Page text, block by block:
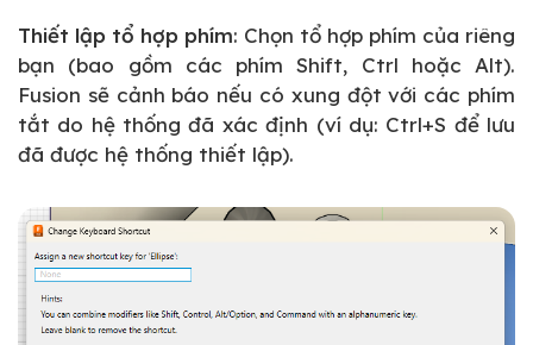
Thiết lập tổ hợp phím: Chọn tổ hợp phím của riêng
bạn (bao gồm các phím Shift, Ctrl hoặc Alt).
Fusion sẽ cảnh báo nếu có xung đột với các phím
tắt do hệ thống đã xác định (ví dụ: Ctrl+S để lưu
đã được hệ thống thiết lập).